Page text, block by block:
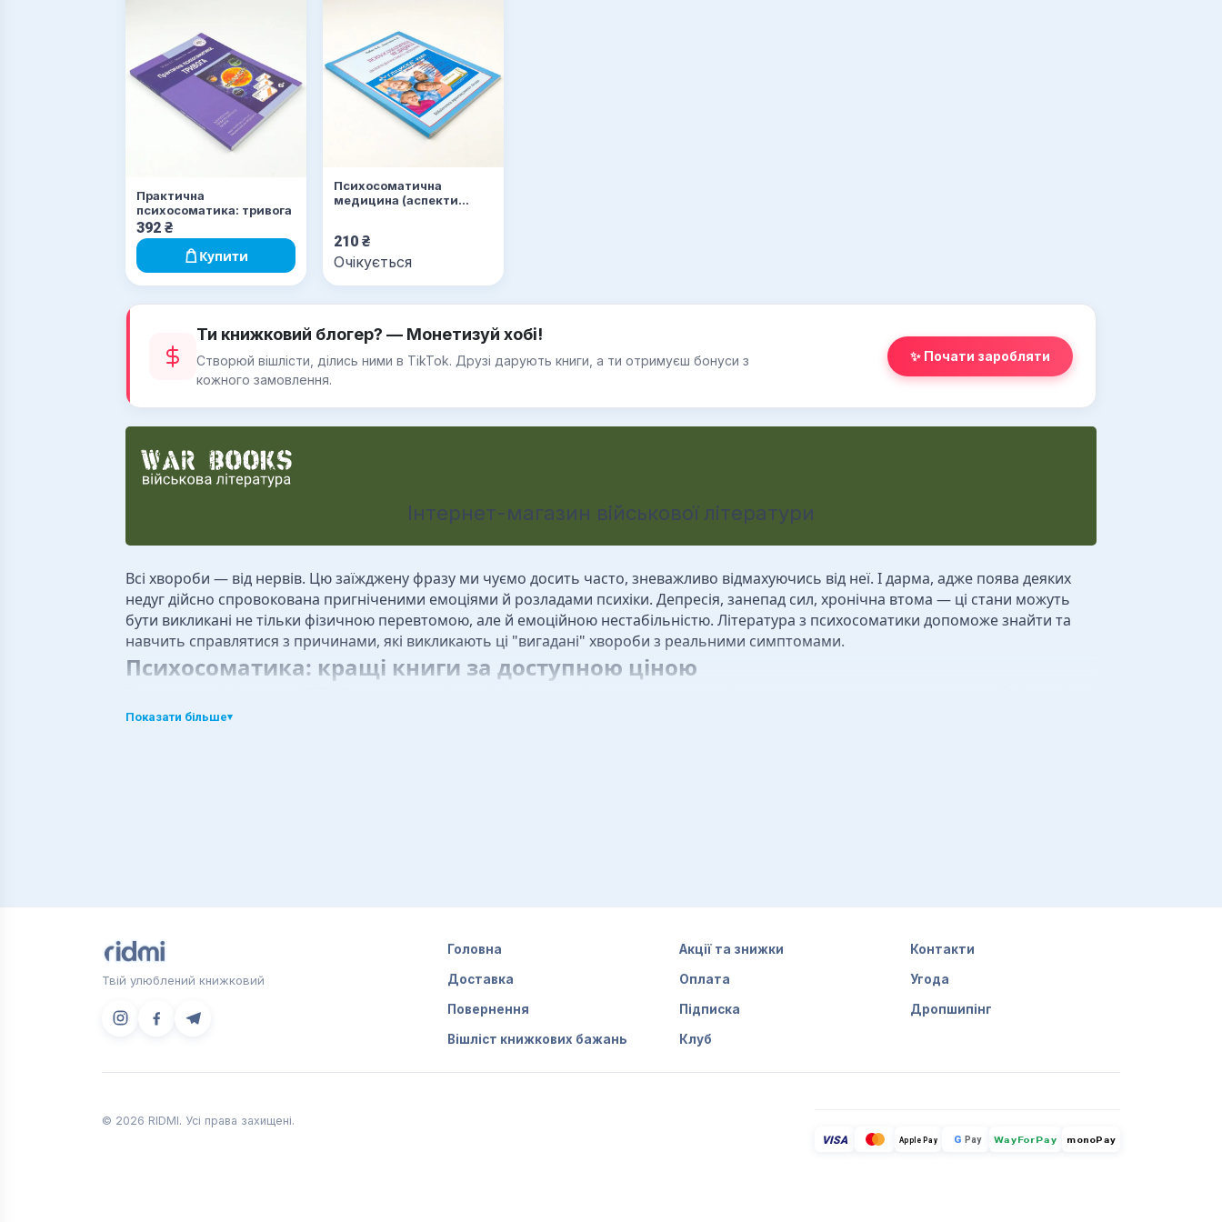
Практична
психосоматика: тривога
392 ₴
Купити
Психосоматична
медицина (аспекти
210₴
Очікується
Ти книжковий блогер? — Монетизуй хобі!
Створюй вішлісти, ділись ними в TikTok. Друзі дарують книги, а ти отримуєш бонуси з
кожного замовлення.
✨ Почати заробляти
Інтернет-магазин військової літератури
Всі хвороби — від нервів. Цю заїжджену фразу ми чуємо досить часто, зневажливо відмахуючись від неї. І дарма, адже поява деяких
недуг дійсно спровокована пригніченими емоціями й розладами психіки. Депресія, занепад сил, хронічна втома — ці стани можуть
бути викликані не тільки фізичною перевтомою, але й емоційною нестабільністю. Література з психосоматики допоможе знайти та
навчить справлятися з причинами, які викликають ці "вигадані" хвороби з реальними симптомами.
Психосоматика: кращі книги за доступною ціною
викликаються нервовими розладами. Сучасні книги з психосоматики містять актуальну і науково підтверджену інформацію. Це не
Показати більше▾
Твій улюблений книжковий
Головна Акції та знижки Контакти
Доставка Оплата Угода
Повернення Підписка Дропшипінг
Вішліст книжкових бажань Клуб
© 2026 RIDMI. Усі права захищені.
VISA Apple Pay G Pay WayForPay monoPay